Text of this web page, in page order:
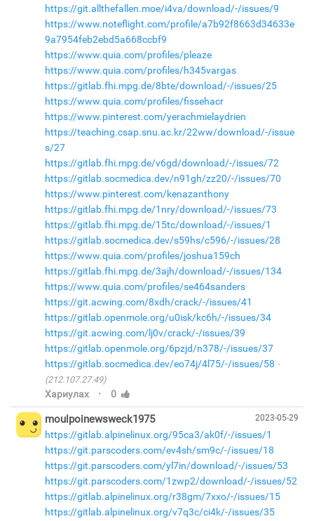
https://git.allthefallen.moe/i4va/download/-/issues/9
https://www.noteflight.com/profile/a7b92f8663d34633e
9a7954feb2ebd5a668ccbf9
https://www.quia.com/profiles/pleaze
https://www.quia.com/profiles/h345vargas
https://gitlab.fhi.mpg.de/8bte/download/-/issues/25
https://www.quia.com/profiles/fissehacr
https://www.pinterest.com/yerachmielaydrien
https://teaching.csap.snu.ac.kr/22ww/download/-/issue
s/27
https://gitlab.fhi.mpg.de/v6gd/download/-/issues/72
https://gitlab.socmedica.dev/n91gh/zz20/-/issues/70
https://www.pinterest.com/kenazanthony
https://gitlab.fhi.mpg.de/1nry/download/-/issues/73
https://gitlab.fhi.mpg.de/15tc/download/-/issues/1
https://gitlab.socmedica.dev/s59hs/c596/-/issues/28
https://www.quia.com/profiles/joshua159ch
https://gitlab.fhi.mpg.de/3ajh/download/-/issues/134
https://www.quia.com/profiles/se464sanders
https://git.acwing.com/8xdh/crack/-/issues/41
https://gitlab.openmole.org/u0isk/kc6h/-/issues/34
https://git.acwing.com/lj0v/crack/-/issues/39
https://gitlab.openmole.org/6pzjd/n378/-/issues/37
https://gitlab.socmedica.dev/eo74j/4l75/-/issues/58
(212.107.27.49)
Хариулах · 0
2023-05-29
moulpoinewsweck1975
https://gitlab.alpinelinux.org/95ca3/ak0f/-/issues/1
https://git.parscoders.com/ev4sh/sm9c/-/issues/18
https://git.parscoders.com/yl7in/download/-/issues/53
https://git.parscoders.com/1zwp2/download/-/issues/52
https://gitlab.alpinelinux.org/r38gm/7xxo/-/issues/15
https://gitlab.alpinelinux.org/v7q3c/ci4k/-/issues/35